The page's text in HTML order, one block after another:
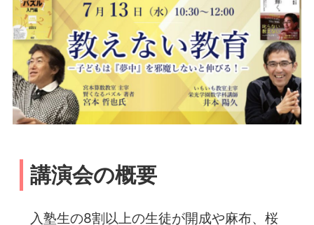
講演会の概要
入塾生の8割以上の生徒が開成や麻布、桜